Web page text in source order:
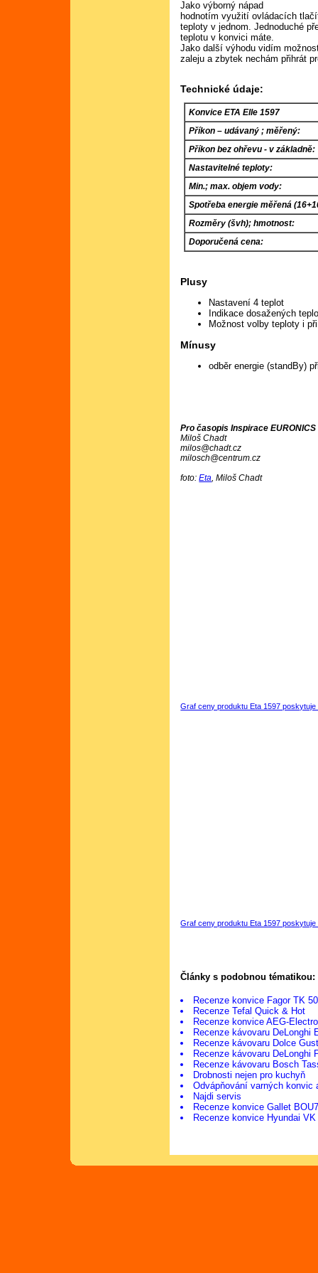
Jako výborný nápad
hodnotím využití ovládacích
teploty v jednom. Jednoduché
teplotu v konvici máte.
Jako další výhodu vidím
zaleju a zbytek nechám přihrát
Technické údaje:
Konvice ETA Elle 1597
Příkon – udávaný ; měřený:
Příkon bez ohřevu - v základně:
Nastavitelné teploty:
Min.; max. objem vody:
Spotřeba energie měřená
Rozměry (švh); hmotnost:
Doporučená cena:
Plusy
Nastavení 4 teplot
Indikace dosažených
Možnost volby teploty i
Mínusy
odběr energie (standBy)
Pro časopis Inspirace EURONICS
Miloš Chadt
milos@chadt.cz
milosch@centrum.cz
foto:Eta, Miloš Chadt
Graf ceny produktu Eta 1597
Graf ceny produktu Eta 1597
Články s podobnou tématikou:
Recenze konvice Fagor TK
Recenze Tefal Quick & Hot
Recenze konvice AEG-
Recenze kávovaru DeLonghi
Recenze kávovaru Dolce
Recenze kávovaru DeLonghi
Recenze kávovaru Bosch
Drobnosti nejen pro kuchyň
Odvápňování varných konvic
Najdi servis
Recenze konvice Gallet
Recenze konvice Hyundai VK